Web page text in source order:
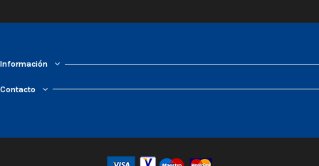
Información
Contacto